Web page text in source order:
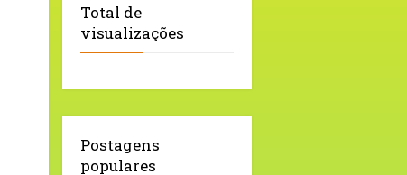
Total de
visualizações
Postagens
populares